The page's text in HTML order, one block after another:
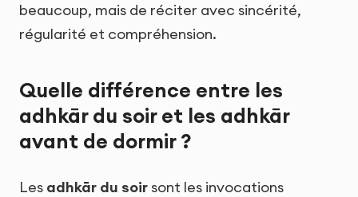
beaucoup, mais de réciter avec sincérité,
régularité et compréhension.
Quelle différence entre les
adhkār du soir et les adhkār
avant de dormir ?
Les adhkār du soirsont les invocations